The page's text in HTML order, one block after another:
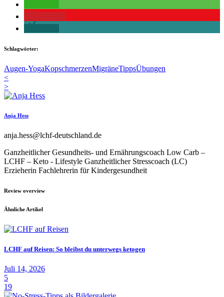
Schlagwörter:
Augen-YogaKopschmerzenMigräneTippsÜbungen
<
>
Anja Hess
anja.hess@lchf-deutschland.de
Ganzheitlicher Gesundheits- und Ernährungscoach Low Carb –
LCHF – Keto - Lifestyle Ganzheitlicher Stresscoach (LC)
Erzieherin Fachlehrerin für Kindergesundheit
Review overview
Ähnliche Artikel
LCHF auf Reisen: So bleibst du unterwegs ketogen
Juli 14, 2026
5
19